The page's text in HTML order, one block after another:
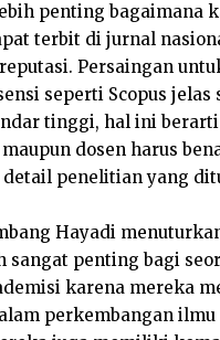
penting bagaimana
terbit di jurnal
Persaingan
seperti Scopus jelas
tinggi, hal ini berarti
dosen harus
penelitian yang
Hayadi
sangat penting bagi
karena mereka
perkembangan ilmu